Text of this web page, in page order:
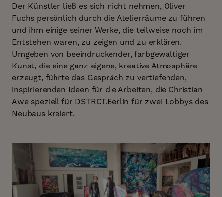
Der Künstler ließ es sich nicht nehmen, Oliver
Fuchs persönlich durch die Atelierräume zu führen
und ihm einige seiner Werke, die teilweise noch im
Entstehen waren, zu zeigen und zu erklären.
Umgeben von beeindruckender, farbgewaltiger
Kunst, die eine ganz eigene, kreative Atmosphäre
erzeugt, führte das Gespräch zu vertiefenden,
inspirierenden Ideen für die Arbeiten, die Christian
Awe speziell für DSTRCT.Berlin für zwei Lobbys des
Neubaus kreiert.